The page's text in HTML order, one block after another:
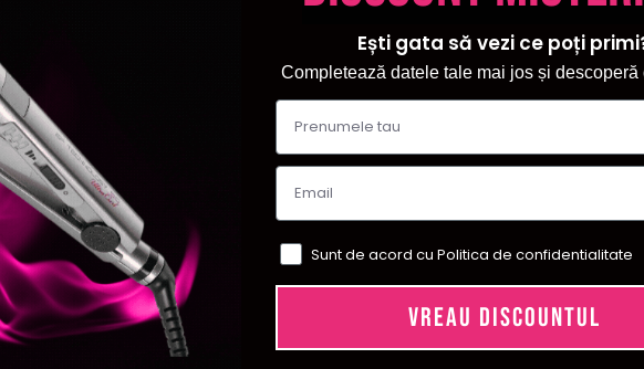
Ești gata să vezi ce poți
Completează datele tale mai jos și descoperă
Sunt de acord cu Politica de confidentialitate
VREAU DISCOUNTUL